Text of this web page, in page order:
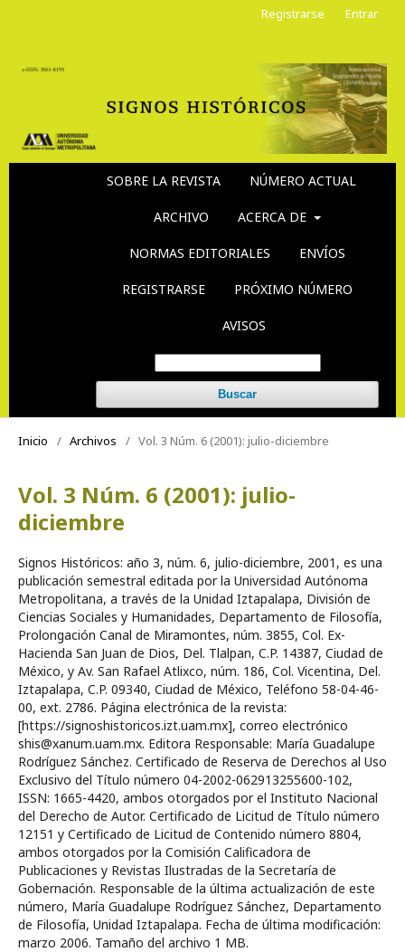
SOBRE LA REVISTA NÚMERO ACTUAL
ARCHIVO ACERCA DE
NORMAS EDITORIALES ENVÍOS
REGISTRARSE PRÓXIMO NÚMERO
AVISOS
Buscar
Registrarse Entrar
Inicio / Archivos / Vol. 3 Núm. 6 (2001): julio-diciembre
Vol. 3 Núm. 6 (2001): julio-
diciembre
Signos Históricos: año 3, núm. 6, julio-diciembre, 2001, es una
publicación semestral editada por la Universidad Autónoma
Metropolitana, a través de la Unidad Iztapalapa, División de
Ciencias Sociales y Humanidades, Departamento de Filosofía,
Prolongación Canal de Miramontes, núm. 3855, Col. Ex-
Hacienda San Juan de Dios, Del. Tlalpan, C.P. 14387, Ciudad de
México, y Av. San Rafael Atlixco, núm. 186, Col. Vicentina, Del.
Iztapalapa, C.P. 09340, Ciudad de México, Teléfono 58-04-46-
00, ext. 2786. Página electrónica de la revista:
[https://signoshistoricos.izt.uam.mx], correo electrónico
shis@xanum.uam.mx. Editora Responsable: María Guadalupe
Rodríguez Sánchez. Certificado de Reserva de Derechos al Uso
Exclusivo del Título número 04-2002-062913255600-102,
ISSN: 1665-4420, ambos otorgados por el Instituto Nacional
del Derecho de Autor. Certificado de Licitud de Título número
12151 y Certificado de Licitud de Contenido número 8804,
ambos otorgados por la Comisión Calificadora de
Publicaciones y Revistas Ilustradas de la Secretaría de
Gobernación. Responsable de la última actualización de este
número, María Guadalupe Rodríguez Sánchez, Departamento
de Filosofía, Unidad Iztapalapa. Fecha de última modificación:
marzo 2006. Tamaño del archivo 1 MB.